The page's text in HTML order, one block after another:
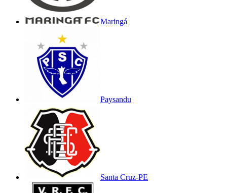
Maringá
Paysandu
Santa Cruz-PE